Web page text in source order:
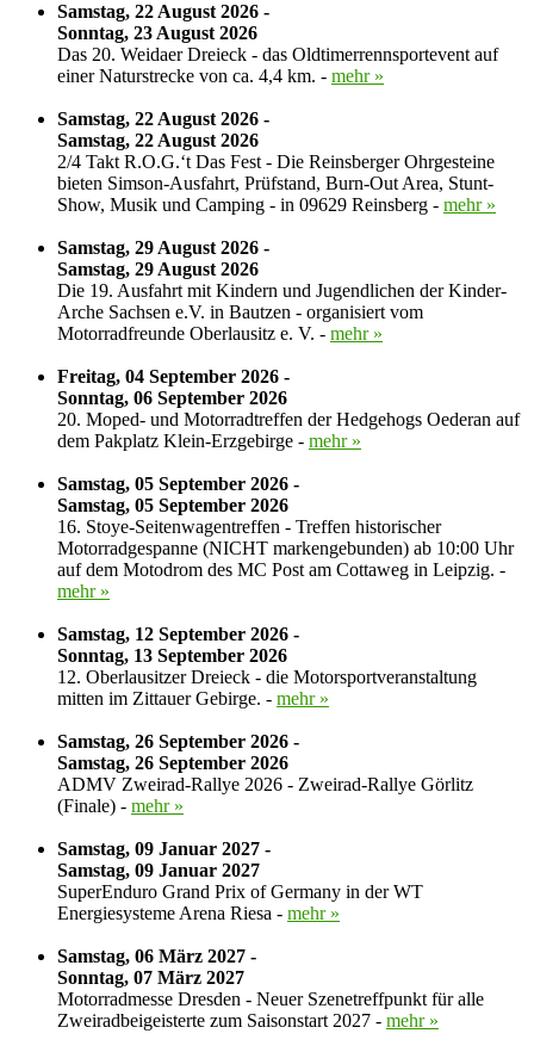
Samstag, 22 August 2026 -
Sonntag, 23 August 2026
Das 20. Weidaer Dreieck - das Oldtimerrennsportevent auf
einer Naturstrecke von ca. 4,4 km. - mehr »
Samstag, 22 August 2026 -
Samstag, 22 August 2026
2/4 Takt R.O.G.‘t Das Fest - Die Reinsberger Ohrgesteine
bieten Simson-Ausfahrt, Prüfstand, Burn-Out Area, Stunt-
Show, Musik und Camping - in 09629 Reinsberg - mehr »
Samstag, 29 August 2026 -
Samstag, 29 August 2026
Die 19. Ausfahrt mit Kindern und Jugendlichen der Kinder-
Arche Sachsen e.V. in Bautzen - organisiert vom
Motorradfreunde Oberlausitz e. V. - mehr »
Freitag, 04 September 2026 -
Sonntag, 06 September 2026
20. Moped- und Motorradtreffen der Hedgehogs Oederan auf
dem Pakplatz Klein-Erzgebirge - mehr »
Samstag, 05 September 2026 -
Samstag, 05 September 2026
16. Stoye-Seitenwagentreffen - Treffen historischer
Motorradgespanne (NICHT markengebunden) ab 10:00 Uhr
auf dem Motodrom des MC Post am Cottaweg in Leipzig. -
mehr »
Samstag, 12 September 2026 -
Sonntag, 13 September 2026
12. Oberlausitzer Dreieck - die Motorsportveranstaltung
mitten im Zittauer Gebirge. - mehr »
Samstag, 26 September 2026 -
Samstag, 26 September 2026
ADMV Zweirad-Rallye 2026 - Zweirad-Rallye Görlitz
(Finale) - mehr »
Samstag, 09 Januar 2027 -
Samstag, 09 Januar 2027
SuperEnduro Grand Prix of Germany in der WT
Energiesysteme Arena Riesa - mehr »
Samstag, 06 März 2027 -
Sonntag, 07 März 2027
Motorradmesse Dresden - Neuer Szenetreffpunkt für alle
Zweiradbeigeisterte zum Saisonstart 2027 - mehr »